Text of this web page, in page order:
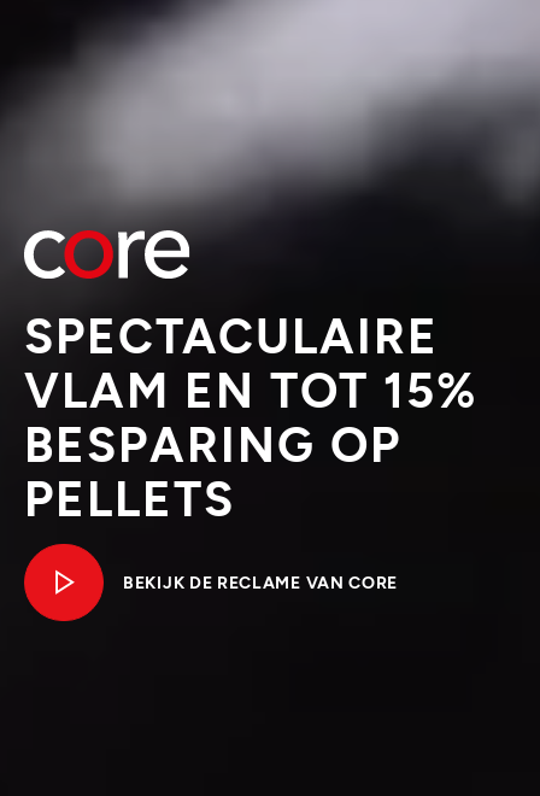
SPECTACULAIRE
VLAM EN TOT 15%
BESPARING OP
PELLETS
BEKIJK DE RECLAME VAN CORE